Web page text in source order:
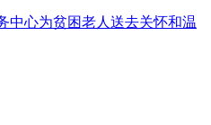
中心为贫困老人送去关怀和温